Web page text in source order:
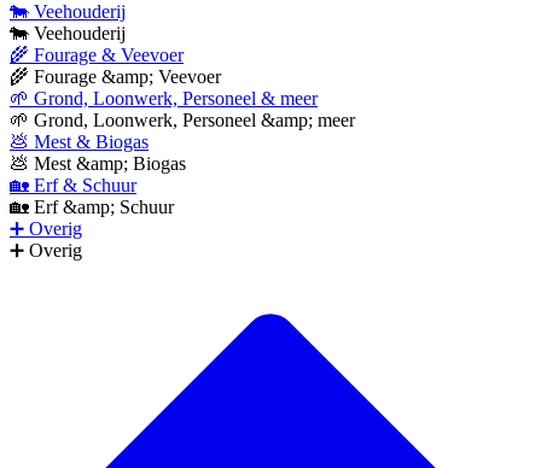
🐄 Veehouderij
🐄 Veehouderij
🌾 Fourage & Veevoer
🌾 Fourage &amp; Veevoer
🌱 Grond, Loonwerk, Personeel & meer
🌱 Grond, Loonwerk, Personeel &amp; meer
💩 Mest & Biogas
💩 Mest &amp; Biogas
🏡 Erf & Schuur
🏡 Erf &amp; Schuur
➕ Overig
➕ Overig